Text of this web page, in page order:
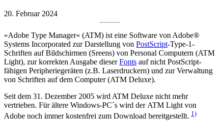
20. Februar 2024
»Adobe Type Manager« (ATM) ist eine Software von Adobe®
Systems Incorporated zur Darstellung von PostScript-Type-1-
Schriften auf Bildschirmen (Sreens) von Personal Computern (ATM
Light), zur korrekten Ausgabe dieserFonts auf nicht PostScript-
fähigen Peripheriegeräten (z.B. Laserdruckern) und zur Verwaltung
von Schriften auf dem Computer (ATM Deluxe).
Seit dem 31. Dezember 2005 wird ATM Deluxe nicht mehr
vertrieben. Für ältere Windows-PC´s wird der ATM Light von
Adobe noch immer kostenfrei zum Download bereitgestellt. 1)